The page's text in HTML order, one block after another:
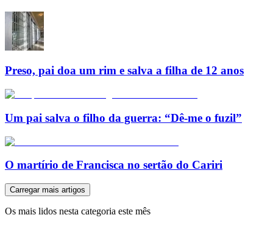
Preso, pai doa um rim e salva a filha de 12 anos
Um pai salva o filho da guerra: “Dê-me o fuzil”
O martírio de Francisca no sertão do Cariri
Carregar mais artigos
Os mais lidos nesta categoria este mês